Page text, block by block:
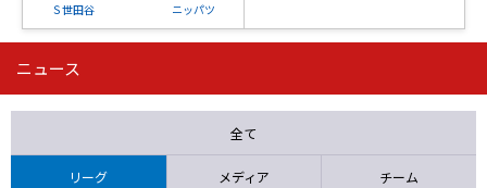
Ｓ世田谷 ニッパツ
第16節 09/05 (土) 15:00
ニッパツ 石人の星
ニュース
全て
リーグ メディア チーム